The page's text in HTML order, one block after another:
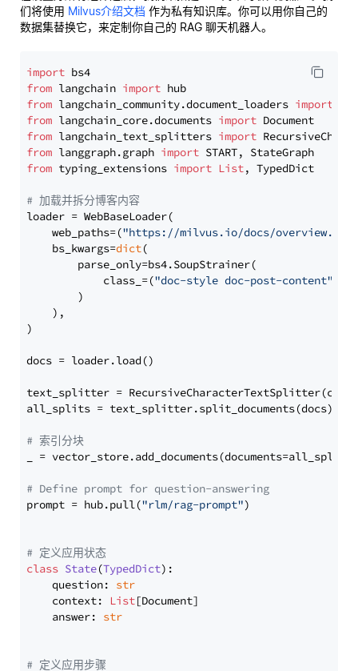
们将使用 Milvus介绍文档 作为私有知识库。你可以用你自己的
数据集替换它，来定制你自己的 RAG 聊天机器人。
import
from langchain import
from langchain_community.document_loaders import
from langchain_core.documents import
from langchain_text_splitters import
from langgraph.graph import
from typing_extensions import List, TypedDict
# 加载并拆分博客内容
loader = WebBaseLoader(
    web_paths=(
"https://milvus.io/docs/overview.md"
    bs_kwargs=
dict(
        parse_only=bs4.SoupStrainer(
            class_=(
"doc-style doc-post-content"
        )
    ),
)
docs = loader.load()
text_splitter =
all_splits = text_splitter.split_documents(docs)
# 索引分块
_ = vector_store.add_documents(documents=all_splits)
# Define prompt for question-answering
prompt = hub.pull("rlm/rag-prompt")
# 定义应用状态
class State(TypedDict):
    question:
str
    context:
List[Document]
    answer:
str
# 定义应用步骤